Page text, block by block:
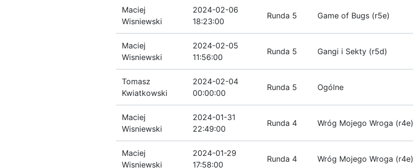
Maciej
Wisniewski
2024-02-06
18:23:00
Runda 5 Game of Bugs (r5e)
Maciej
Wisniewski
2024-02-05
11:56:00
Runda 5 Gangi i Sekty (r5d)
Tomasz
Kwiatkowski
2024-02-04
00:00:00
Runda 5 Ogólne
Maciej
Wisniewski
2024-01-31
22:49:00
Runda 4 Wróg Mojego Wroga (r4e)
Maciej
Wisniewski
2024-01-29
17:58:00
Runda 4 Wróg Mojego Wroga (r4e)